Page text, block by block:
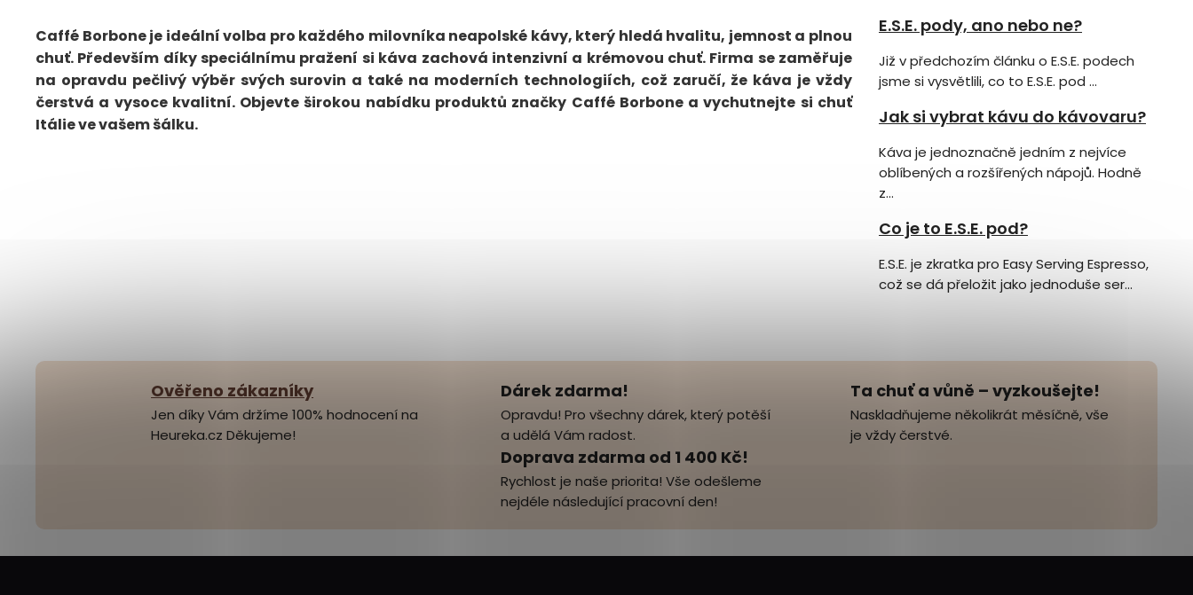
E.S.E. pody, ano nebo ne?
Již v předchozím článku o E.S.E. podech
jsme si vysvětlili, co to E.S.E. pod ...
Jak si vybrat kávu do kávovaru?
Káva je jednoznačně jedním z nejvíce
oblíbených a rozšířených nápojů. Hodně
z...
Co je to E.S.E. pod?
E.S.E. je zkratka pro Easy Serving Espresso,
což se dá přeložit jako jednoduše ser...
Caffé Borbone je ideální volba pro každého milovníka neapolské kávy, který hledá hvalitu, jemnost a plnou
chuť. Především díky speciálnímu pražení si káva zachová intenzivní a krémovou chuť. Firma se zaměřuje
na opravdu pečlivý výběr svých surovin a také na moderních technologiích, což zaručí, že káva je vždy
čerstvá a vysoce kvalitní. Objevte širokou nabídku produktů značky Caffé Borbone a vychutnejte si chuť
Itálie ve vašem šálku.
Ověřeno zákazníky
Jen díky Vám držíme 100% hodnocení na
Heureka.cz Děkujeme!
Dárek zdarma!
Opravdu! Pro všechny dárek, který potěší
a udělá Vám radost.
Ta chuť a vůně – vyzkoušejte!
Naskladňujeme několikrát měsíčně, vše
je vždy čerstvé.
Doprava zdarma od 1 400 Kč!
Rychlost je naše priorita! Vše odešleme
nejdéle následující pracovní den!